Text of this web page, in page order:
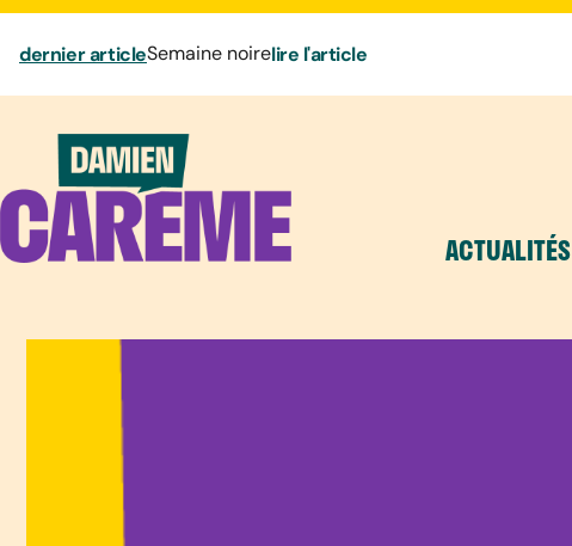
dernier articleSemaine noirelire l'article
ACTUALITÉS